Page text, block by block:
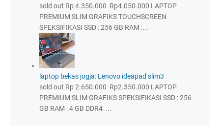
sold out Rp 4.350.000 Rp4.050.000 LAPTOP
PREMIUM SLIM GRAFIKS TOUCHSCREEN
SPEKSIFIKASI SSD : 256 GB RAM :...
laptop bekas jogja: Lenovo ideapad slim3
sold out Rp 2.650.000 Rp2.350.000 LAPTOP
PREMIUM SLIM GRAFIKS SPEKSIFIKASI SSD : 256
GB RAM : 4 GB DDR4 ...